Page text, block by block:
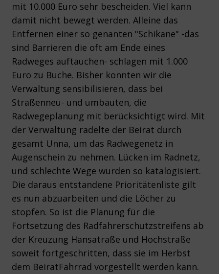
mit 10.000 Euro sehr bescheiden. Viel kann
damit nicht bewegt werden. Alleine das
Entfernen einer so genanten "Schikane" -das
sind Barrieren die oft am Ende eines
Radweges auftauchen- schlagen mit 1.000
Euro zu Buche. Bisher konnten wir die
Verwaltung sensibilisieren, dass bei
Straßenneu- und umbauten, die
Radwegeplanung mit berücksichtigt wird. Mit
der Verwaltung radelte der Beirat durch
gesamt Unna, um das Radwegenetz in
Augenschein zu nehmen. Lücken im Radnetz,
und schlechte Wege wurden so katalogisiert.
Die daraus entstandene Prioritätenliste gilt
es nun abzuarbeiten und die Löcher zu
stopfen. So ist die Planung für die
Fortsetzung des Radfahrerschutzstreifens ab
der Kreuzung Hansatraße und Hochstraße
soweit fortgeschritten, dass sie im Herbst
dem BeiratFahrrad vorgestellt werden kann.